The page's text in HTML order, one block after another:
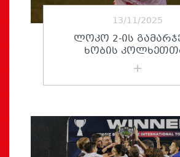
13/11/2025
ᲚᲝᲙᲝ 2-ᲘᲡ
ᲮᲝᲑᲘᲡ